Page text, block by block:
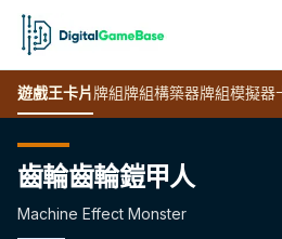
遊戲王卡片牌組牌組構築器牌組模擬器
齒輪齒輪鎧甲人
Machine Effect Monster